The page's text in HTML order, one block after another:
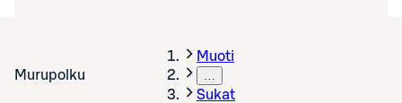
Murupolku
Muoti
…
Sukat